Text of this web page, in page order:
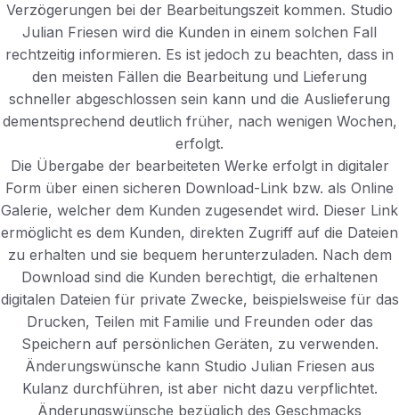
Verzögerungen bei der Bearbeitungszeit kommen. Studio
Julian Friesen wird die Kunden in einem solchen Fall
rechtzeitig informieren. Es ist jedoch zu beachten, dass in
den meisten Fällen die Bearbeitung und Lieferung
schneller abgeschlossen sein kann und die Auslieferung
dementsprechend deutlich früher, nach wenigen Wochen,
erfolgt.
Die Übergabe der bearbeiteten Werke erfolgt in digitaler
Form über einen sicheren Download-Link bzw. als Online
Galerie, welcher dem Kunden zugesendet wird. Dieser Link
ermöglicht es dem Kunden, direkten Zugriff auf die Dateien
zu erhalten und sie bequem herunterzuladen. Nach dem
Download sind die Kunden berechtigt, die erhaltenen
digitalen Dateien für private Zwecke, beispielsweise für das
Drucken, Teilen mit Familie und Freunden oder das
Speichern auf persönlichen Geräten, zu verwenden.
Änderungswünsche kann Studio Julian Friesen aus
Kulanz durchführen, ist aber nicht dazu verpflichtet.
Änderungswünsche bezüglich des Geschmacks